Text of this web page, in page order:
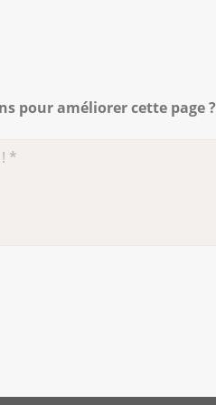
pour améliorer cette page ?